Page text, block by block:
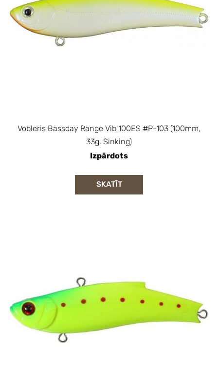
Vobleris Bassday Range Vib 100ES #P-103 (100mm,
33g, Sinking)
Izpārdots
SKATĪT